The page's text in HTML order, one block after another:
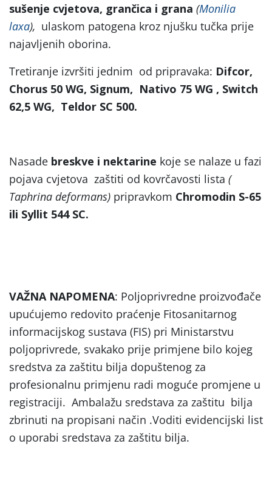
sušenje cvjetova, grančica i grana (Monilia
laxa), ulaskom patogena kroz njušku tučka prije
najavljenih oborina.
Tretiranje izvršiti jednim od pripravaka: Difcor,
Chorus 50 WG, Signum, Nativo 75 WG , Switch
62,5 WG, Teldor SC 500.
Nasade breskve i nektarine koje se nalaze u fazi
pojava cvjetova zaštiti od kovrčavosti lista (
Taphrina deformans) pripravkom Chromodin S-65
ili Syllit 544 SC.
VAŽNA NAPOMENA: Poljoprivredne proizvođače
upućujemo redovito praćenje Fitosanitarnog
informacijskog sustava (FIS) pri Ministarstvu
poljoprivrede, svakako prije primjene bilo kojeg
sredstva za zaštitu bilja dopuštenog za
profesionalnu primjenu radi moguće promjene u
registraciji. Ambalažu sredstava za zaštitu bilja
zbrinuti na propisani način .Voditi evidencijski list
o uporabi sredstava za zaštitu bilja.